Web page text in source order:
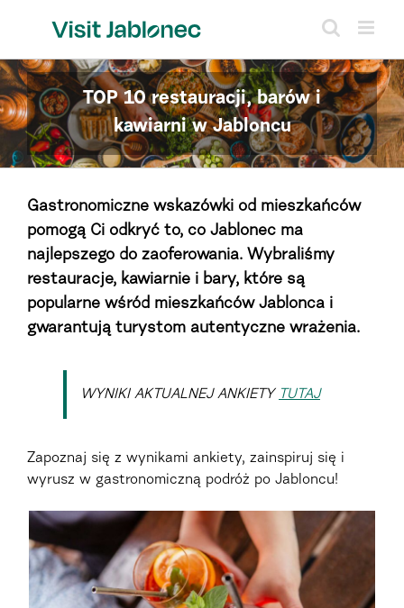
TOP 10 restauracji, barów i
kawiarni w Jabloncu
Gastronomiczne wskazówki od mieszkańców
pomogą Ci odkryć to, co Jablonec ma
najlepszego do zaoferowania. Wybraliśmy
restauracje, kawiarnie i bary, które są
popularne wśród mieszkańców Jablonca i
gwarantują turystom autentyczne wrażenia.
WYNIKI AKTUALNEJ ANKIETY TUTAJ
Zapoznaj się z wynikami ankiety, zainspiruj się i
wyrusz w gastronomiczną podróż po Jabloncu!